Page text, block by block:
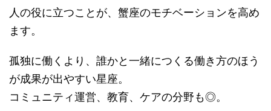
人の役に立つことが、蟹座のモチベーションを高め
ます。
孤独に働くより、誰かと一緒につくる働き方のほう
が成果が出やすい星座。
コミュニティ運営、教育、ケアの分野も◎。